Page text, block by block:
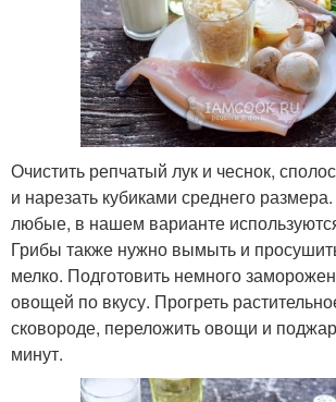
Очистить репчатый лук и чеснок,
и нарезать кубиками среднего
любые, в нашем варианте
Грибы также нужно вымыть и
мелко. Подготовить немного
овощей по вкусу. Прогреть
сковороде, переложить овощи и
минут.